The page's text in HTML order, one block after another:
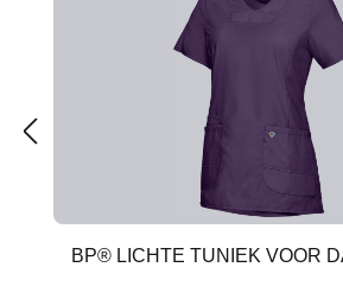
BP® LICHTE TUNIEK VOOR